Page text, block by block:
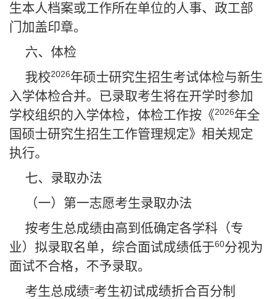
生本人档案或工作所在单位的人事、政工部
门加盖印章。
六、体检
我校2026年硕士研究生招生考试体检与新生
入学体检合并。已录取考生将在开学时参加
学校组织的入学体检，体检工作按《2026年全
国硕士研究生招生工作管理规定》相关规定
执行。
七、录取办法
（一）第一志愿考生录取办法
按考生总成绩由高到低确定各学科（专
业）拟录取名单，综合面试成绩低于60分视为
面试不合格，不予录取。
考生总成绩=考生初试成绩折合百分制